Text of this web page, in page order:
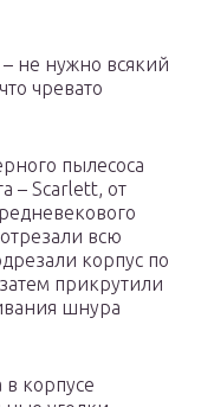
не нужно всякий
чревато
пылесоса
– Scarlett, от
всю
корпус по
прикрутили
шнура
корпусе